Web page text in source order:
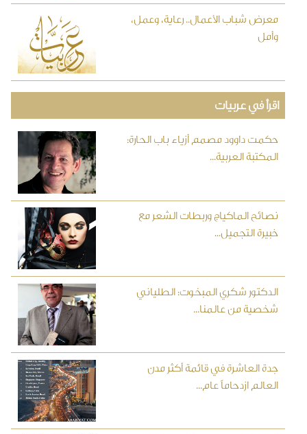
معرض شباب الأعمال.. رعاية، وعمل،
وأمل
اقرأ في عربيات
حكمت داوود مصمم أزياء باب الحارة:
المكتبة العربية...
نصائح الماكياج وربطات الشعر مع
خبيرة التجميل...
الدكتور شكري المبخوت: الطلياني
شخصية من عالمنا...
جدة العاشرة في قائمة أكثر مدن
العالم ازدحاماً عام...